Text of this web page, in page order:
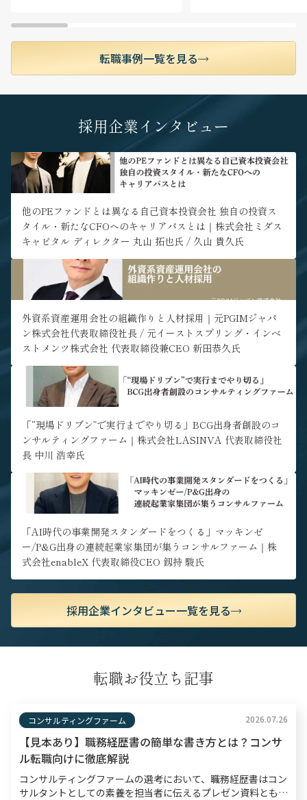
M&Aです。国の種類のみならず、関与する業界も
ーズが最も高い東南アジアを中心とした多様な国
における多業種のM&A案件を通して、グローバル
なビジネス環境で通用する実務経験が得られま
す。年間で10件以上のM&A案件に関与いただくこ
■ アジア全域のチームと協働する柔軟な働き方
を行っているため、日々オンラインで協働しM&A
案件を進めています。社内コミュニケーションは
100%英語で、日本語を使うのはクライアントとの
務経験を積みたい方に適したポジションです。係
るチーム体制のためほぼ全員がフルリモートで仕
事をしており、勤務地制約が比較的少なく日本を
はじめアジア各国等ご自身の希望に応じた居住地
から業務を行うことが可能です。日本国外での駐
在をご希望の方は面談時にご要望を伺います。国
境を越えたチームの中で働くグローバルなキャリ
ア形成が可能な環境です。
転職事例一覧を見る
採用企業インタビュー
" alt="他のPEファンドとは異なる自己資本投資会社 独自の投資ス
タイル・新たなCFOへのキャリアパスとは｜株式会社ミダスキャ
ピタル ディレクター 丸山 拓也氏 / 久山 貴久氏">
他のPEファンドとは異なる自己資本投資会社 独自の投資ス
タイル・新たなCFOへのキャリアパスとは｜株式会社ミダス
キャピタル ディレクター 丸山 拓也氏 / 久山 貴久氏
" alt="外資系資産運用会社の組織作りと人材採用｜元PGIMジャパ
ン株式会社代表取締役社長 / 元イーストスプリング・インベストメ
ンツ株式会社 代表取締役兼CEO 新田恭久氏">
外資系資産運用会社の組織作りと人材採用｜元PGIMジャパ
ン株式会社代表取締役社長 / 元イーストスプリング・インベ
ストメンツ株式会社 代表取締役兼CEO 新田恭久氏
" alt="「“現場ドリブン”で実行までやり切る」BCG出身者創設の
コンサルティングファーム｜株式会社LASINVA 代表取締役社長 中
川 浩幸氏">
「“現場ドリブン”で実行までやり切る」BCG出身者創設のコ
ンサルティングファーム｜株式会社LASINVA 代表取締役社
長 中川 浩幸氏
" alt="「AI時代の事業開発スタンダードをつくる」マッキンゼ
ー/P&G出身の連続起業家集団が集うコンサルファーム｜株式会社
enableX 代表取締役CEO 釼持 駿氏">
「AI時代の事業開発スタンダードをつくる」マッキンゼ
ー/P&G出身の連続起業家集団が集うコンサルファーム｜株
式会社enableX 代表取締役CEO 釼持 駿氏
採用企業インタビュー一覧を見る
転職お役立ち記事
コンサルティングファーム 2026.07.26
【見本あり】職務経歴書の簡単な書き方とは？コンサ
ル転職向けに徹底解説
コンサルティングファームの選考において、職務経歴書はコン
サルタントとしての素養を担当者に伝えるプレゼン資料とも言